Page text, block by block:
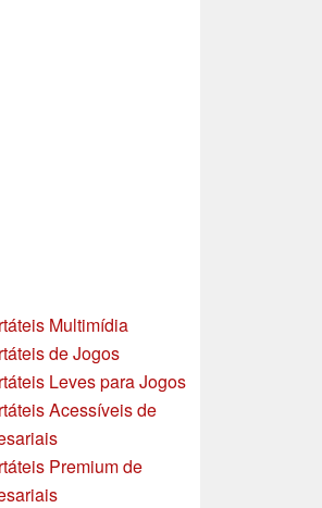
Multimídia
de Jogos
Leves para Jogos
Acessíveis de
Premium de